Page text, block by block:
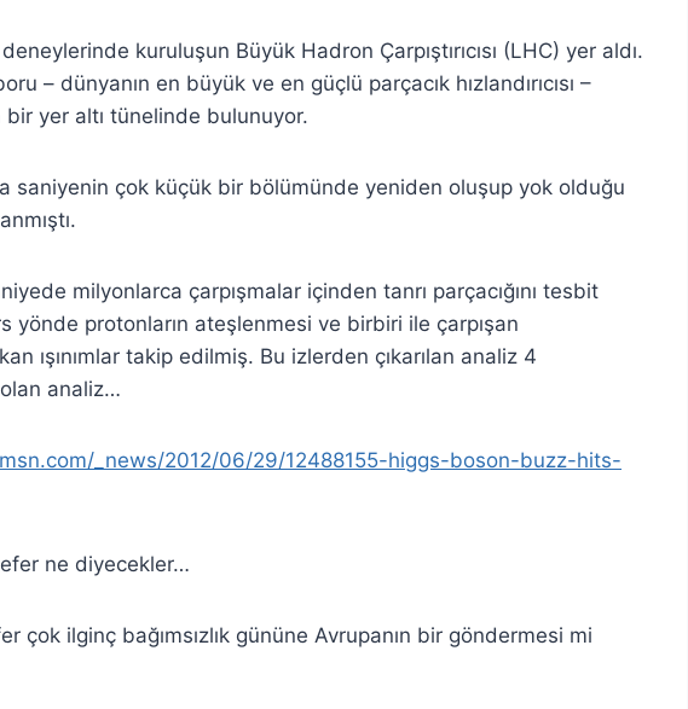
kuruluşun Büyük Hadron Çarpıştırıcısı (LHC) yer aldı.
– dünyanın en büyük ve en güçlü parçacık hızlandırıcısı –
bir yer altı tünelinde bulunuyor.
saniyenin çok küçük bir bölümünde yeniden oluşup yok olduğu
milyonlarca çarpışmalar içinden tanrı parçacığını tesbit
yönde protonların ateşlenmesi ve birbiri ile çarpışan
ışınımlar takip edilmiş. Bu izlerden çıkarılan analiz 4
analiz…
_news/2012/06/29/12488155-higgs-boson-buzz-hits-
ne diyecekler…
çok ilginç bağımsızlık gününe Avrupanın bir göndermesi mi